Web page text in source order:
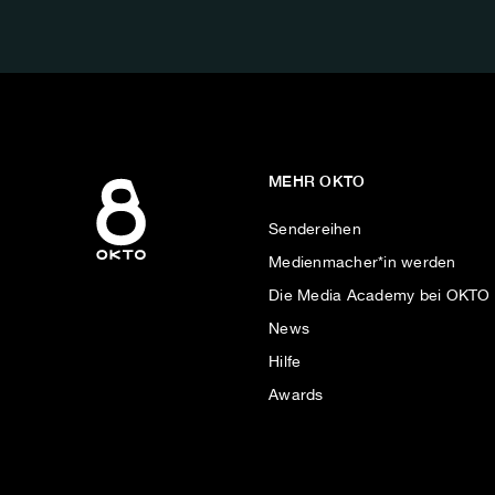
MEHR OKTO
Sendereihen
Medienmacher*in werden
Die Media Academy bei OKTO
News
Hilfe
Awards